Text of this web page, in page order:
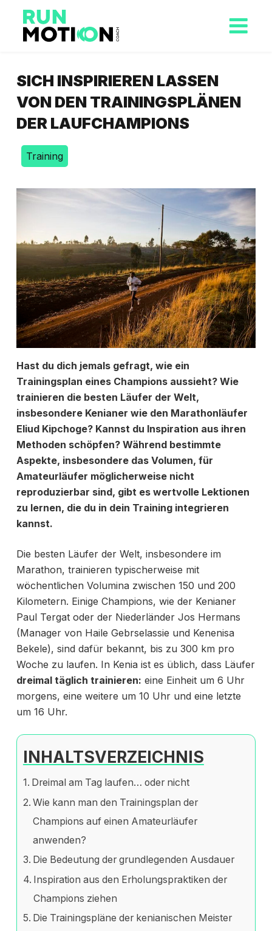
SICH INSPIRIEREN LASSEN
VON DEN TRAININGSPLÄNEN
DER LAUFCHAMPIONS
Training
Hast du dich jemals gefragt, wie ein
Trainingsplan eines Champions aussieht? Wie
trainieren die besten Läufer der Welt,
insbesondere Kenianer wie den Marathonläufer
Eliud Kipchoge? Kannst du Inspiration aus ihren
Methoden schöpfen? Während bestimmte
Aspekte, insbesondere das Volumen, für
Amateurläufer möglicherweise nicht
reproduzierbar sind, gibt es wertvolle Lektionen
zu lernen, die du in dein Training integrieren
kannst.
Die besten Läufer der Welt, insbesondere im
Marathon, trainieren typischerweise mit
wöchentlichen Volumina zwischen 150 und 200
Kilometern. Einige Champions, wie der Kenianer
Paul Tergat oder der Niederländer Jos Hermans
(Manager von Haile Gebrselassie und Kenenisa
Bekele), sind dafür bekannt, bis zu 300 km pro
Woche zu laufen. In Kenia ist es üblich, dass Läufer
dreimal täglich trainieren: eine Einheit um 6 Uhr
morgens, eine weitere um 10 Uhr und eine letzte
um 16 Uhr.
INHALTSVERZEICHNIS
Dreimal am Tag laufen… oder nicht
Wie kann man den Trainingsplan der
Champions auf einen Amateurläufer
anwenden?
Die Bedeutung der grundlegenden Ausdauer
Inspiration aus den Erholungspraktiken der
Champions ziehen
Die Trainingspläne der kenianischen Meister